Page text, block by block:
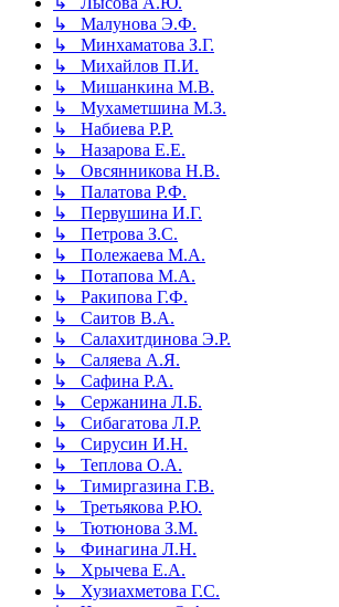
↳ Малунова Э.Ф.
↳ Минхаматова З.Г.
↳ Михайлов П.И.
↳ Мишанкина М.В.
↳ Мухаметшина М.З.
↳ Набиева Р.Р.
↳ Назарова Е.Е.
↳ Овсянникова Н.В.
↳ Палатова Р.Ф.
↳ Первушина И.Г.
↳ Петрова З.С.
↳ Полежаева М.А.
↳ Потапова М.А.
↳ Ракипова Г.Ф.
↳ Саитов В.А.
↳ Салахитдинова Э.Р.
↳ Саляева А.Я.
↳ Сафина Р.А.
↳ Сержанина Л.Б.
↳ Сибагатова Л.Р.
↳ Сирусин И.Н.
↳ Теплова О.А.
↳ Тимиргазина Г.В.
↳ Третьякова Р.Ю.
↳ Тютюнова З.М.
↳ Финагина Л.Н.
↳ Хрычева Е.А.
↳ Хузиахметова Г.С.